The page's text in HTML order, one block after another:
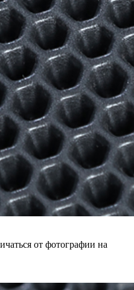
от фотографии на